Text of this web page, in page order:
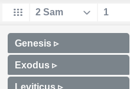
Genesis ▹
Exodus ▹
Leviticus ▹